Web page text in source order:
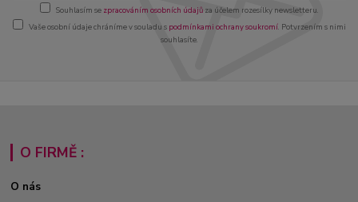
Souhlasím se zpracováním osobních údajůza účelem rozesílky newsletteru.
Vaše osobní údaje chráníme v souladu s podmínkami ochrany soukromí. Potvrzením s nimi
souhlasíte.
O FIRMĚ :
O nás